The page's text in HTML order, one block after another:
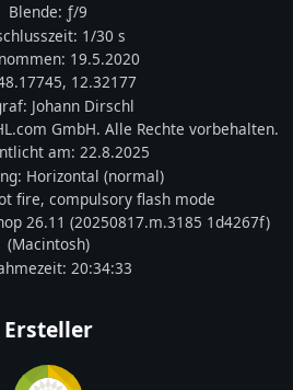
Blende: ƒ/9
1/30 s
19.5.2020
, 12.32177
Johann Dirschl
GmbH. Alle Rechte vorbehalten.
am: 22.8.2025
Horizontal (normal)
fire, compulsory flash mode
26.11 (20250817.m.3185 1d4267f)
(Macintosh)
20:34:33
Ersteller